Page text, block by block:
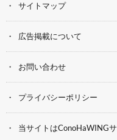
サイトマップ
広告掲載について
お問い合わせ
プライバシーポリシー
当サイトはConoHaWING